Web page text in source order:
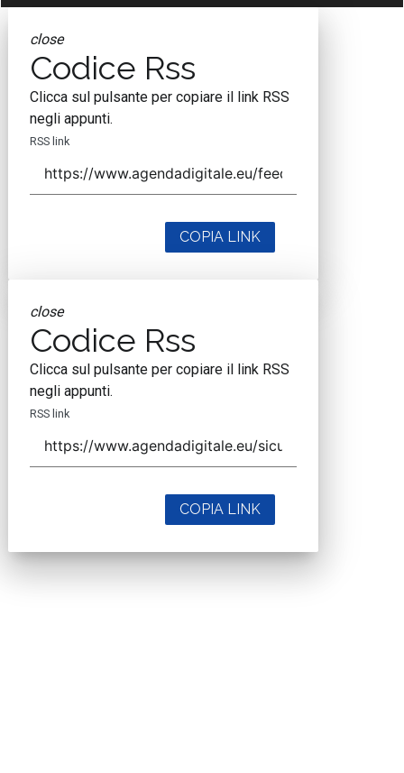
close
Codice Rss
Clicca sul pulsante per copiare il link RSS
negli appunti.
RSS link
COPIA LINK
close
Codice Rss
Clicca sul pulsante per copiare il link RSS
negli appunti.
RSS link
COPIA LINK